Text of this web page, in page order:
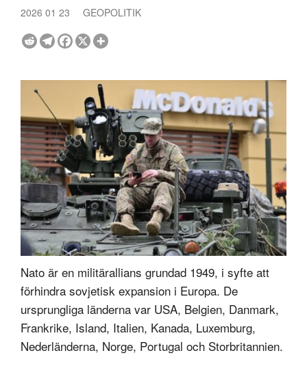
2026 01 23 GEOPOLITIK
Nato är en militärallians grundad 1949, i syfte att
förhindra sovjetisk expansion i Europa. De
ursprungliga länderna var USA, Belgien, Danmark,
Frankrike, Island, Italien, Kanada, Luxemburg,
Nederländerna, Norge, Portugal och Storbritannien.